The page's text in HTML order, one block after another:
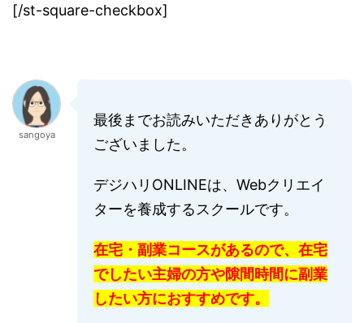
[/st-square-checkbox]
sangoya
最後までお読みいただきありがとう
ございました。
デジハリONLINEは、Webクリエイ
ターを養成するスクールです。
在宅・副業コースがあるので、在宅
でしたい主婦の方や隙間時間に副業
したい方におすすめです。